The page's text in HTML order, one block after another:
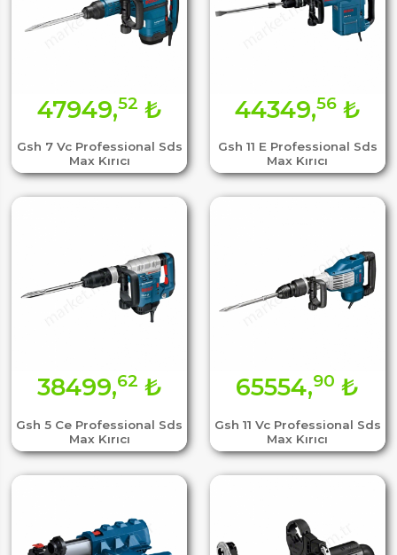
Gsh 7 Vc Professional Sds
Max Kırıcı
47949,52 ₺
Gsh 11 E Professional Sds
Max Kırıcı
44349,56₺
Gsh 5 Ce Professional Sds
Max Kırıcı
38499,62 ₺
Gsh 11 Vc Professional Sds
Max Kırıcı
65554,90 ₺